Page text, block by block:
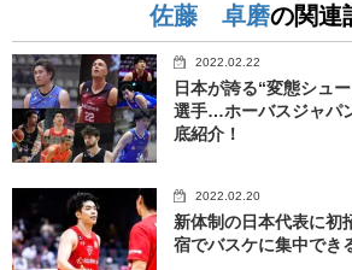
佐藤 卓磨の関連
2022.02.22
日本が誇る“変態シュ
選手…ホーバスジャパ
底紹介！
2022.02.20
新体制の日本代表に初
宿でバスケに集中でき